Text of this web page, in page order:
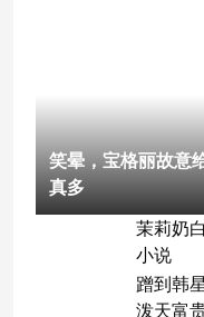
笑晕，宝格丽故意
真多
茉莉奶
小说
蹭到韩
泼天富